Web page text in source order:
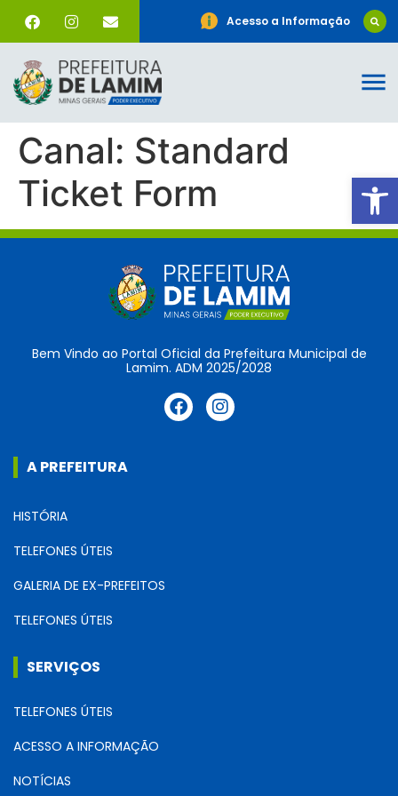
Acesso a Informação
Canal: Standard
Ticket Form
Bem Vindo ao Portal Oficial da Prefeitura Municipal de
Lamim. ADM 2025/2028
A PREFEITURA
HISTÓRIA
TELEFONES ÚTEIS
GALERIA DE EX-PREFEITOS
TELEFONES ÚTEIS
SERVIÇOS
TELEFONES ÚTEIS
ACESSO A INFORMAÇÃO
NOTÍCIAS